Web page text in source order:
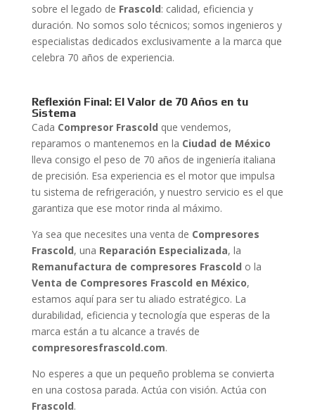
sobre el legado de Frascold: calidad, eficiencia y
duración. No somos solo técnicos; somos ingenieros y
especialistas dedicados exclusivamente a la marca que
celebra 70 años de experiencia.
Reflexión Final: El Valor de 70 Años en tu
Sistema
Cada Compresor Frascold que vendemos,
reparamos o mantenemos en la Ciudad de México
lleva consigo el peso de 70 años de ingeniería italiana
de precisión. Esa experiencia es el motor que impulsa
tu sistema de refrigeración, y nuestro servicio es el que
garantiza que ese motor rinda al máximo.
Ya sea que necesites una venta de Compresores
Frascold, una Reparación Especializada, la
Remanufactura de compresores Frascold o la
Venta de Compresores Frascold en México,
estamos aquí para ser tu aliado estratégico. La
durabilidad, eficiencia y tecnología que esperas de la
marca están a tu alcance a través de
compresoresfrascold.com.
No esperes a que un pequeño problema se convierta
en una costosa parada. Actúa con visión. Actúa con
Frascold.